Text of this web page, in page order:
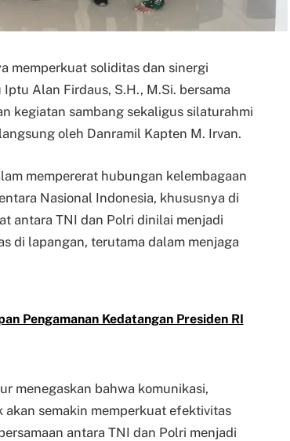
memperkuat soliditas dan sinergi
Alan Firdaus, S.H., M.Si. bersama
kegiatan sambang sekaligus silaturahmi
oleh Danramil Kapten M. Irvan.
mempererat hubungan kelembagaan
Nasional Indonesia, khususnya di
antara TNI dan Polri dinilai menjadi
di lapangan, terutama dalam menjaga
Pengamanan Kedatangan Presiden RI
menegaskan bahwa komunikasi,
semakin memperkuat efektivitas
antara TNI dan Polri menjadi